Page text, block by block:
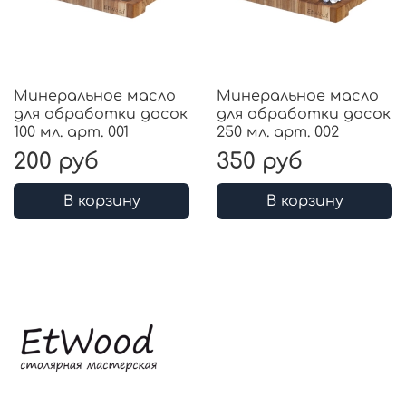
Минеральное масло
для обработки досок
100 мл. арт. 001
200 руб
В корзину
Минеральное масло
для обработки досок
250 мл. арт. 002
350 руб
В корзину